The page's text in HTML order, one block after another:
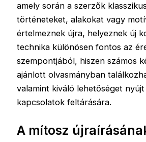
amely során a szerzők
történeteket, alakokat vagy
értelmeznek újra, helyeznek új
technika különösen fontos az
szempontjából, hiszen számos
ajánlott olvasmányban
valamint kiváló lehetőséget
kapcsolatok feltárására.
A mítosz